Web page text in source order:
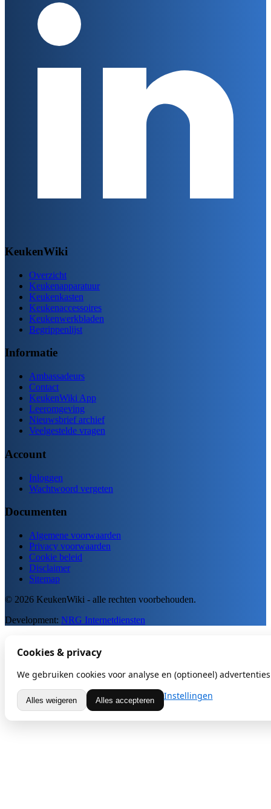
KeukenWiki
Overzicht
Keukenapparatuur
Keukenkasten
Keukenaccessoires
Keukenwerkbladen
Begrippenlijst
Informatie
Ambassadeurs
Contact
KeukenWiki App
Leeromgeving
Nieuwsbrief archief
Veelgestelde vragen
Account
Inloggen
Wachtwoord vergeten
Documenten
Algemene voorwaarden
Privacy voorwaarden
Cookie beleid
Disclaimer
Sitemap
© 2026 KeukenWiki - alle rechten voorbehouden.
Development: NRG Internetdiensten
Cookies & privacy
We gebruiken cookies voor analyse en (optioneel)
Alles weigeren Alles accepteren Instellingen